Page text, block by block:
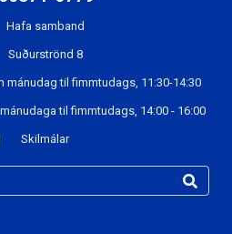
Hafa samband
Suðurströnd 8
mánudag til fimmtudags, 11:30-14:30
til fimmtudags, 14:00 - 16:00
Skilmálar